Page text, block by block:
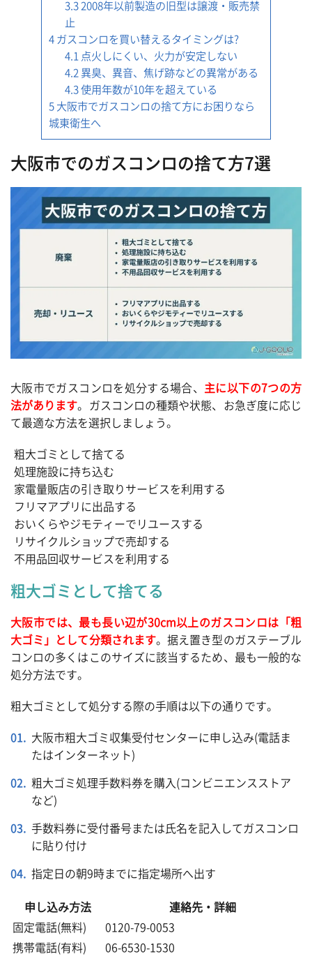
3.32008年以前製造の旧型は譲渡・販売禁
止
4 ガスコンロを買い替えるタイミングは?
4.1 点火しにくい、火力が安定しない
4.2 異臭、異音、焦げ跡などの異常がある
4.3使用年数が10年を超えている
5 大阪市でガスコンロの捨て方にお困りなら
城東衛生へ
大阪市でのガスコンロの捨て方7選
大阪市でガスコンロを処分する場合、 主に以下の7つの方
法があります。ガスコンロの種類や状態、お急ぎ度に応じ
て最適な方法を選択しましょう。
粗大ゴミとして捨てる
処理施設に持ち込む
家電量販店の引き取りサービスを利用する
フリマアプリに出品する
おいくらやジモティーでリユースする
リサイクルショップで売却する
不用品回収サービスを利用する
粗大ゴミとして捨てる
大阪市では、最も長い辺が30cm以上のガスコンロは「粗
大ゴミ」として分類されます。据え置き型のガステーブル
コンロの多くはこのサイズに該当するため、最も一般的な
処分方法です。
粗大ゴミとして処分する際の手順は以下の通りです。
大阪市粗大ゴミ収集受付センターに申し込み(電話ま
たはインターネット)
粗大ゴミ処理手数料券を購入(コンビニエンスストア
など)
手数料券に受付番号または氏名を記入してガスコンロ
に貼り付け
指定日の朝9時までに指定場所へ出す
申し込み方法
連絡先・詳細
固定電話(無料)
0120-79-0053
携帯電話(有料)
06-6530-1530